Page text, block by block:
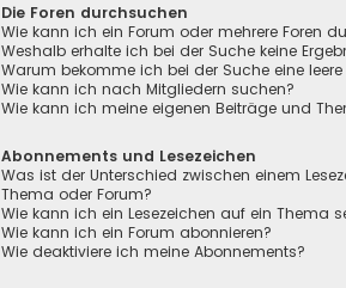
Die Foren durchsuchen
Wie kann ich ein Forum oder mehrere Foren
Weshalb erhalte ich bei der Suche keine
Warum bekomme ich bei der Suche eine leere
Wie kann ich nach Mitgliedern suchen?
Wie kann ich meine eigenen Beiträge und
Abonnements und Lesezeichen
Was ist der Unterschied zwischen einem
Thema oder Forum?
Wie kann ich ein Lesezeichen auf ein Thema
Wie kann ich ein Forum abonnieren?
Wie deaktiviere ich meine Abonnements?